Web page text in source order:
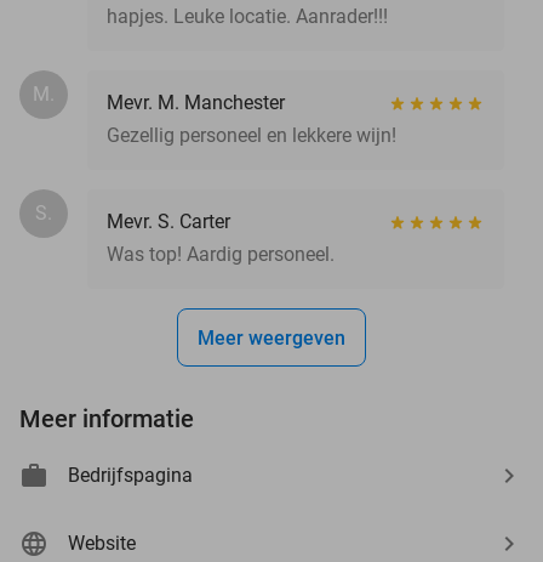
hapjes. Leuke locatie. Aanrader!!!
M.
Mevr. M. Manchester
Gezellig personeel en lekkere wijn!
S.
Mevr. S. Carter
Was top! Aardig personeel.
Meer weergeven
Meer informatie
Bedrijfspagina
Website